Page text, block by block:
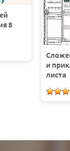
8
и
листа